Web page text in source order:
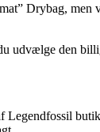
Drybag,
udvælge den